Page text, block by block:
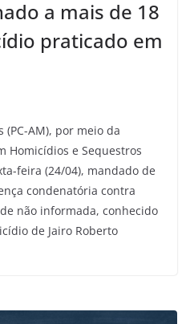
a mais de 18
praticado em
(PC-AM), por meio da
Homicídios e Sequestros
feira (24/04), mandado de
condenatória contra
não informada, conhecido
de Jairo Roberto